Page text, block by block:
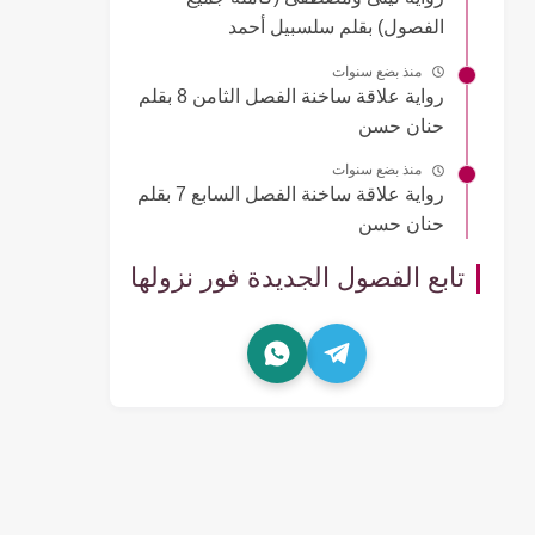
الفصول) بقلم سلسبيل أحمد
منذ بضع سنوات
رواية علاقة ساخنة الفصل الثامن 8 بقلم
حنان حسن
منذ بضع سنوات
رواية علاقة ساخنة الفصل السابع 7 بقلم
حنان حسن
تابع الفصول الجديدة فور نزولها